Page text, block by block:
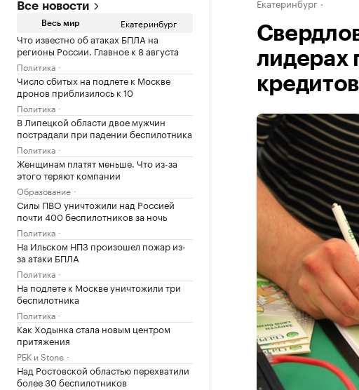
Все новости
Весь мир Екатеринбург
Что известно об атаках БПЛА на
регионы России. Главное к 8 августа
Политика
Число сбитых на подлете к Москве
дронов приблизилось к 10
Политика
В Липецкой области двое мужчин
пострадали при падении беспилотника
Политика
Женщинам платят меньше. Что из-за
этого теряют компании
Образование
Силы ПВО уничтожили над Россией
почти 400 беспилотников за ночь
Политика
На Ильском НПЗ произошел пожар из-
за атаки БПЛА
Политика
На подлете к Москве уничтожили три
беспилотника
Политика
Как Ходынка стала новым центром
притяжения
РБК и Stone
Над Ростовской областью перехватили
более 30 беспилотников
Екатеринбург
лидерах
кредитов